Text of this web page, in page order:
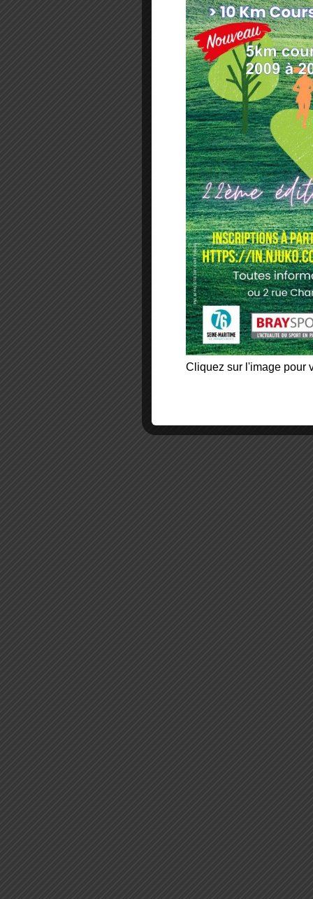
Cliquez sur l'image pour